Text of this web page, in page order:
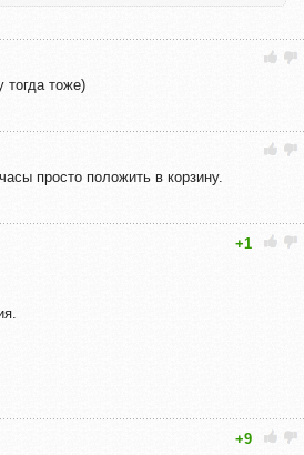
тоже)
просто положить в корзину.
+1
+9